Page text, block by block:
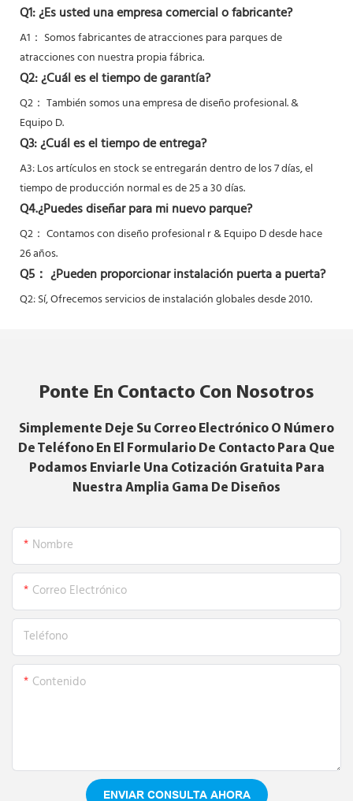
Q1: ¿Es usted una empresa comercial o fabricante?
A1： Somos fabricantes de atracciones para parques de
atracciones con nuestra propia fábrica.
Q2: ¿Cuál es el tiempo de garantía?
Q2： También somos una empresa de diseño profesional. &
Equipo D.
Q3: ¿Cuál es el tiempo de entrega?
A3: Los artículos en stock se entregarán dentro de los 7 días, el
tiempo de producción normal es de 25 a 30 días.
Q4.¿Puedes diseñar para mi nuevo parque?
Q2： Contamos con diseño profesional r & Equipo D desde hace
26 años.
Q5： ¿Pueden proporcionar instalación puerta a puerta?
Q2: Sí,Ofrecemos servicios de instalación globales desde 2010.
Ponte En Contacto Con Nosotros
Simplemente Deje Su Correo Electrónico O Número
De Teléfono En El Formulario De Contacto Para Que
Podamos Enviarle Una Cotización Gratuita Para
Nuestra Amplia Gama De Diseños
Nombre
Correo Electrónico
Teléfono
Contenido
ENVIAR CONSULTA AHORA